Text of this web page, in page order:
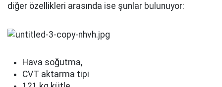
diğer özellikleri arasında ise şunlar bulunuyor:
Hava soğutma,
CVT aktarma tipi